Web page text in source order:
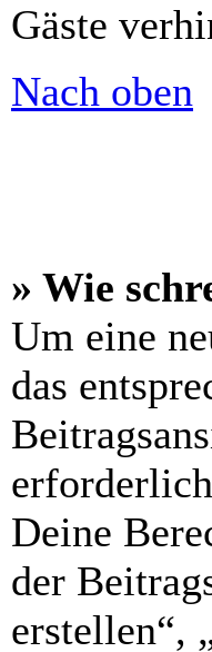
Gäste
Nach oben
» Wie
Um eine
das
Deine
der
erstellen“,